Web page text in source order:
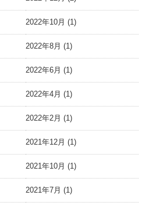
2022年10月 (1)
2022年8月 (1)
2022年6月 (1)
2022年4月 (1)
2022年2月 (1)
2021年12月 (1)
2021年10月 (1)
2021年7月 (1)